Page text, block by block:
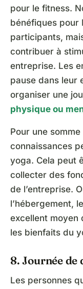
pour le fitness.
bénéfiques pour
participants,
contribuer à
entreprise. Les
pause dans leur
organiser une
physique ou
Pour une
connaissances
yoga. Cela peut
collecter des
de l’entreprise.
l’hébergement,
excellent moyen
les bienfaits du
8. Journée de
Les personnes